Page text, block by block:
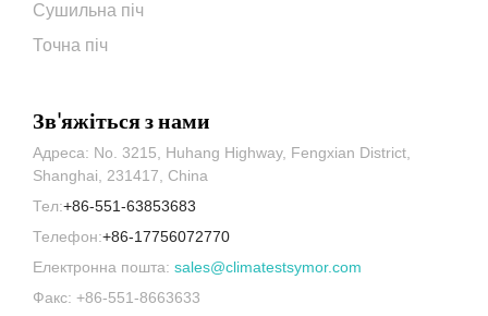
Сушильна піч
Точна піч
Зв'яжіться з нами
Адреса: No. 3215, Huhang Highway, Fengxian District,
Shanghai, 231417, China
Тел:+86-551-63853683
Телефон:+86-17756072770
Електронна пошта: sales@climatestsymor.com
Факс: +86-551-8663633